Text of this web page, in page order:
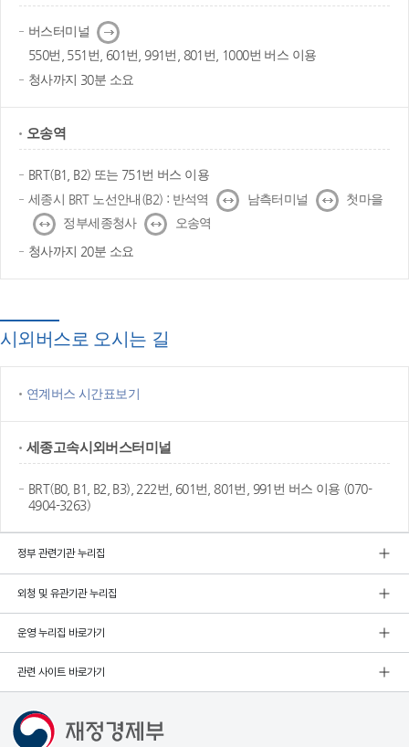
버스터미널 다
음
550번, 551번, 601번, 991번, 801번, 1000번 버스 이용
청사까지 30분 소요
오송역
BRT(B1, B2) 또는 751번 버스 이용
세종시 BRT 노선안내(B2) : 반석역
↔ 남측터미널 ↔
첫마을
↔
정부세종청사 ↔
오송역
청사까지 20분 소요
시외버스로 오시는 길
연계버스 시간표보기
세종고속시외버스터미널
BRT(B0, B1, B2, B3), 222번, 601번, 801번, 991번 버스 이용 (070-
4904-3263)
정부 관련기관 누리집
외청 및 유관기관 누리집
운영 누리집 바로가기
관련 사이트 바로가기